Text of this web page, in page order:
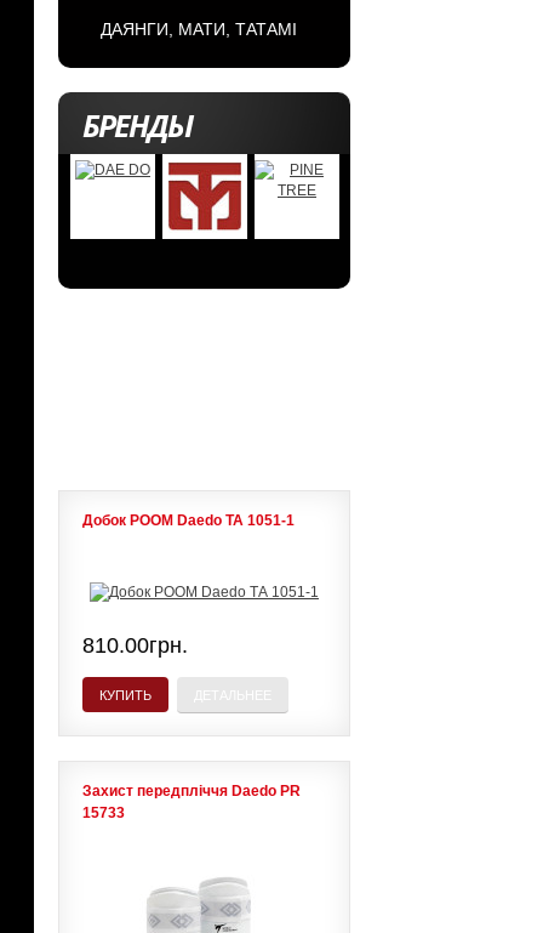
ДАЯНГИ, МАТИ, ТАТАМІ
БРЕНДЫ
Добок POOM Daedo ТА 1051-1
810.00грн.
КУПИТЬ
Захист передпліччя Daedo PR
15733